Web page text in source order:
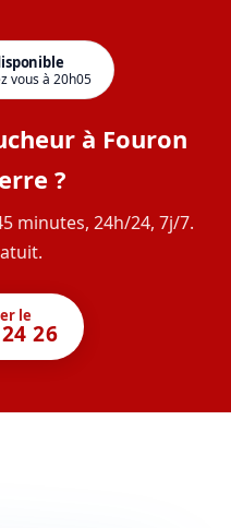
vous à 20h05
à Fouron
?
minutes, 24h/24, 7j/7.
le
26